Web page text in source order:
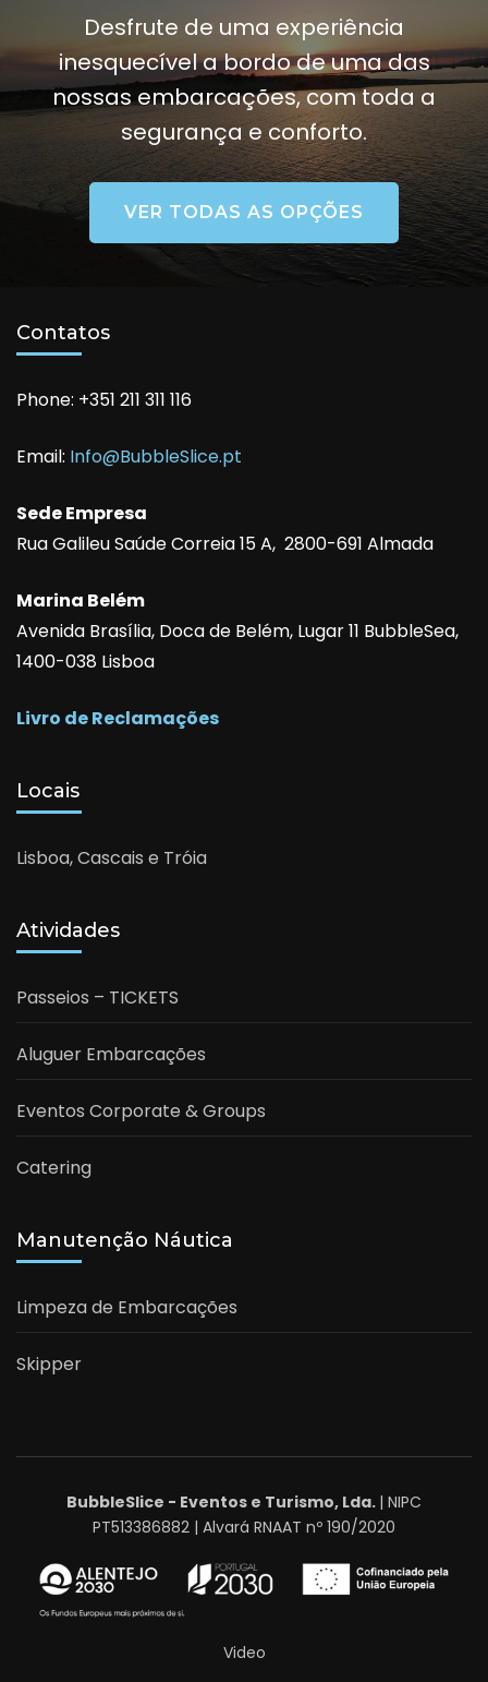
Desfrute de uma experiência
inesquecível a bordo de uma das
nossas embarcações, com toda a
segurança e conforto.
VER TODAS AS OPÇÕES
Contatos
Phone: +351 211 311 116
Email: Info@BubbleSlice.pt
Sede Empresa
Rua Galileu Saúde Correia 15 A, 2800-691 Almada
Marina Belém
Avenida Brasília, Doca de Belém, Lugar 11 BubbleSea,
1400-038 Lisboa
Livro de Reclamações
Locais
Lisboa, Cascais e Tróia
Atividades
Passeios – TICKETS
Aluguer Embarcações
Eventos Corporate & Groups
Catering
Manutenção Náutica
Limpeza de Embarcações
Skipper
BubbleSlice - Eventos e Turismo, Lda. | NIPC
PT513386882 | Alvará RNAAT nº 190/2020
Video